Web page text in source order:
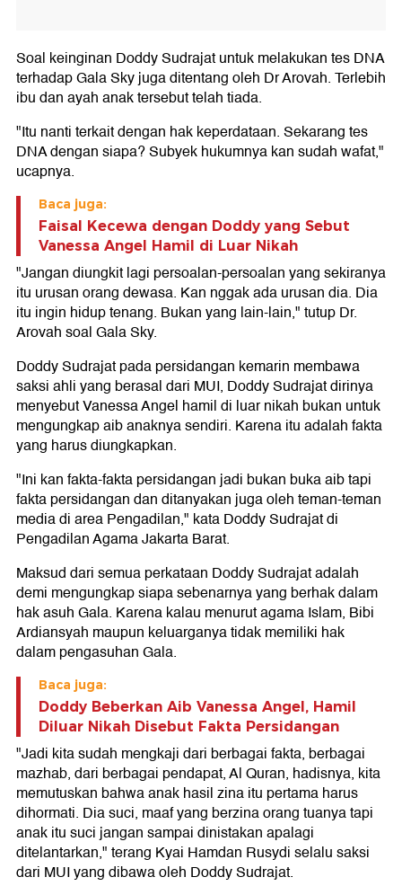
Soal keinginan Doddy Sudrajat untuk melakukan tes DNA
terhadap Gala Sky juga ditentang oleh Dr Arovah. Terlebih
ibu dan ayah anak tersebut telah tiada.
"Itu nanti terkait dengan hak keperdataan. Sekarang tes
DNA dengan siapa? Subyek hukumnya kan sudah wafat,"
ucapnya.
Baca juga:
Faisal Kecewa dengan Doddy yang Sebut
Vanessa Angel Hamil di Luar Nikah
"Jangan diungkit lagi persoalan-persoalan yang sekiranya
itu urusan orang dewasa. Kan nggak ada urusan dia. Dia
itu ingin hidup tenang. Bukan yang lain-lain," tutup Dr.
Arovah soal Gala Sky.
Doddy Sudrajat pada persidangan kemarin membawa
saksi ahli yang berasal dari MUI, Doddy Sudrajat dirinya
menyebut Vanessa Angel hamil di luar nikah bukan untuk
mengungkap aib anaknya sendiri. Karena itu adalah fakta
yang harus diungkapkan.
"Ini kan fakta-fakta persidangan jadi bukan buka aib tapi
fakta persidangan dan ditanyakan juga oleh teman-teman
media di area Pengadilan," kata Doddy Sudrajat di
Pengadilan Agama Jakarta Barat.
Maksud dari semua perkataan Doddy Sudrajat adalah
demi mengungkap siapa sebenarnya yang berhak dalam
hak asuh Gala. Karena kalau menurut agama Islam, Bibi
Ardiansyah maupun keluarganya tidak memiliki hak
dalam pengasuhan Gala.
Baca juga:
Doddy Beberkan Aib Vanessa Angel, Hamil
Diluar Nikah Disebut Fakta Persidangan
"Jadi kita sudah mengkaji dari berbagai fakta, berbagai
mazhab, dari berbagai pendapat, Al Quran, hadisnya, kita
memutuskan bahwa anak hasil zina itu pertama harus
dihormati. Dia suci, maaf yang berzina orang tuanya tapi
anak itu suci jangan sampai dinistakan apalagi
ditelantarkan," terang Kyai Hamdan Rusydi selalu saksi
dari MUI yang dibawa oleh Doddy Sudrajat.